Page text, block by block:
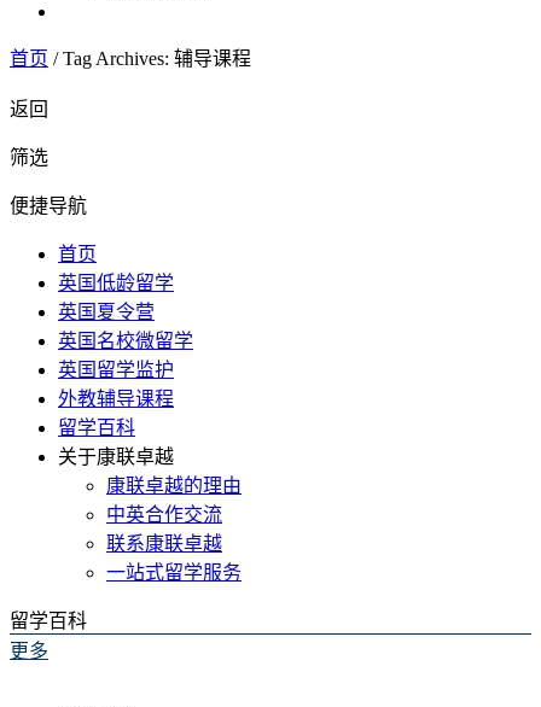
首页 /Tag Archives: 辅导课程
返回
筛选
便捷导航
首页
英国低龄留学
英国夏令营
英国名校微留学
英国留学监护
外教辅导课程
留学百科
关于康联卓越
康联卓越的理由
中英合作交流
联系康联卓越
一站式留学服务
留学百科
更多